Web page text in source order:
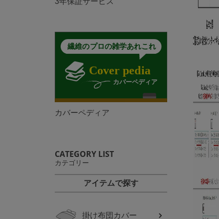
カバーペディア
CATEGORY LIST
カテゴリー
アイテムで探す
掛け布団カバー